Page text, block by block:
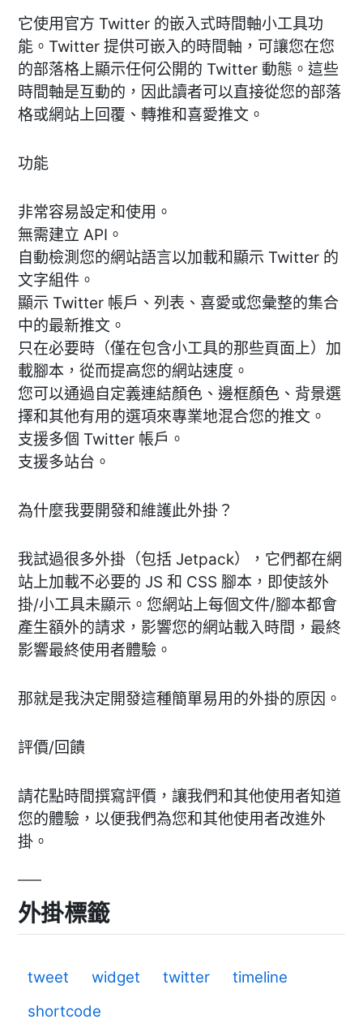
它使用官方 Twitter 的嵌入式時間軸小工具功
能。Twitter 提供可嵌入的時間軸，可讓您在您
的部落格上顯示任何公開的 Twitter 動態。這些
時間軸是互動的，因此讀者可以直接從您的部落
格或網站上回覆、轉推和喜愛推文。
功能
非常容易設定和使用。
無需建立 API。
自動檢測您的網站語言以加載和顯示 Twitter 的
文字組件。
顯示 Twitter 帳戶、列表、喜愛或您彙整的集合
中的最新推文。
只在必要時（僅在包含小工具的那些頁面上）加
載腳本，從而提高您的網站速度。
您可以通過自定義連結顏色、邊框顏色、背景選
擇和其他有用的選項來專業地混合您的推文。
支援多個 Twitter 帳戶。
支援多站台。
為什麼我要開發和維護此外掛？
我試過很多外掛（包括 Jetpack），它們都在網
站上加載不必要的 JS 和 CSS 腳本，即使該外
掛/小工具未顯示。您網站上每個文件/腳本都會
產生額外的請求，影響您的網站載入時間，最終
影響最終使用者體驗。
那就是我決定開發這種簡單易用的外掛的原因。
評價/回饋
請花點時間撰寫評價，讓我們和其他使用者知道
您的體驗，以便我們為您和其他使用者改進外
掛。
外掛標籤
tweet widget twitter
timeline
shortcode